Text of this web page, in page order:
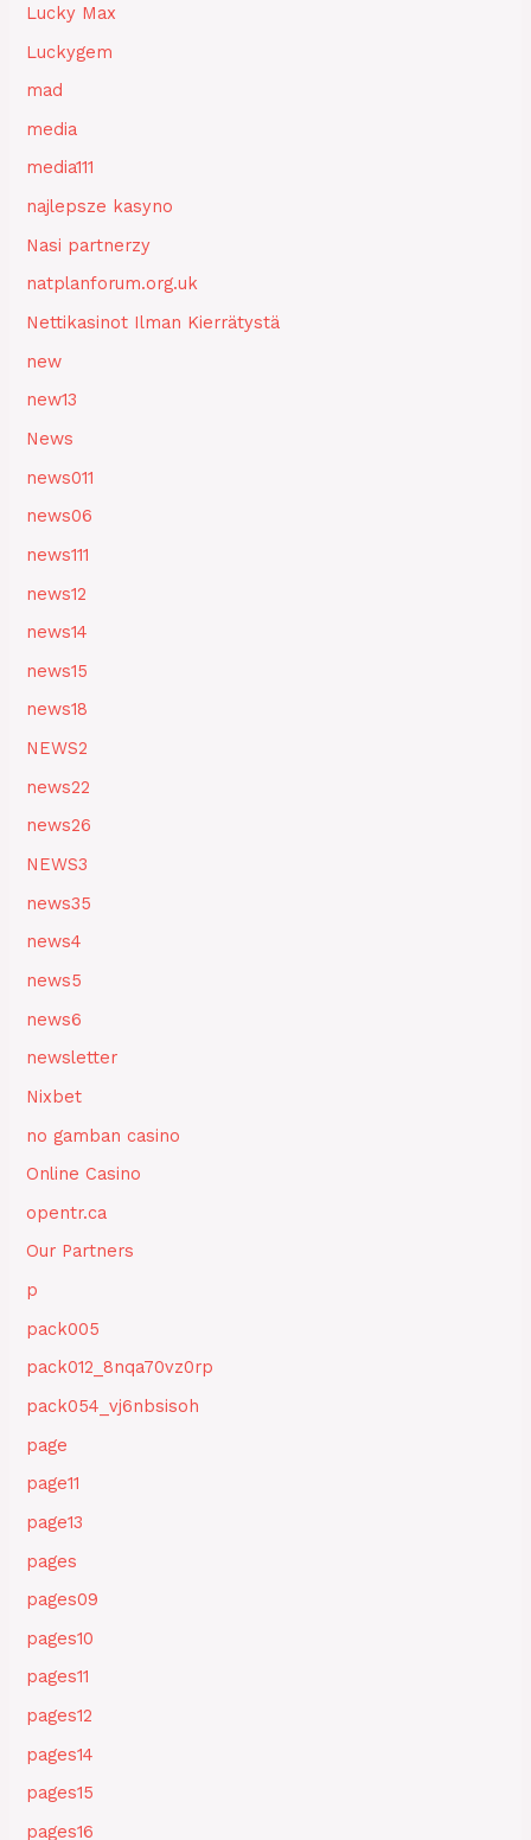
Lucky Max
Luckygem
mad
media
media111
najlepsze kasyno
Nasi partnerzy
natplanforum.org.uk
Nettikasinot Ilman Kierrätystä
new
new13
News
news011
news06
news111
news12
news14
news15
news18
NEWS2
news22
news26
NEWS3
news35
news4
news5
news6
newsletter
Nixbet
no gamban casino
Online Casino
opentr.ca
Our Partners
p
pack005
pack012_8nqa70vz0rp
pack054_vj6nbsisoh
page
page11
page13
pages
pages09
pages10
pages11
pages12
pages14
pages15
pages16